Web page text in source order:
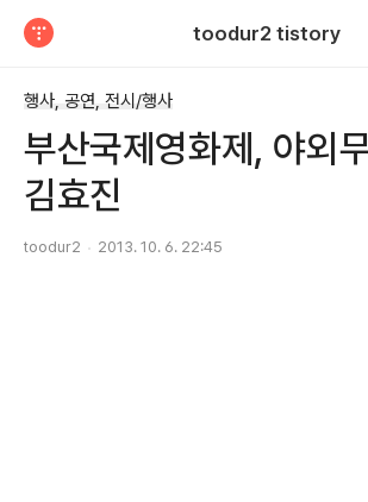
toodur2 tistory
행사, 공연, 전시/행사
부산국제영화제, 야외
김효진
toodur2 2013. 10. 6. 22:45